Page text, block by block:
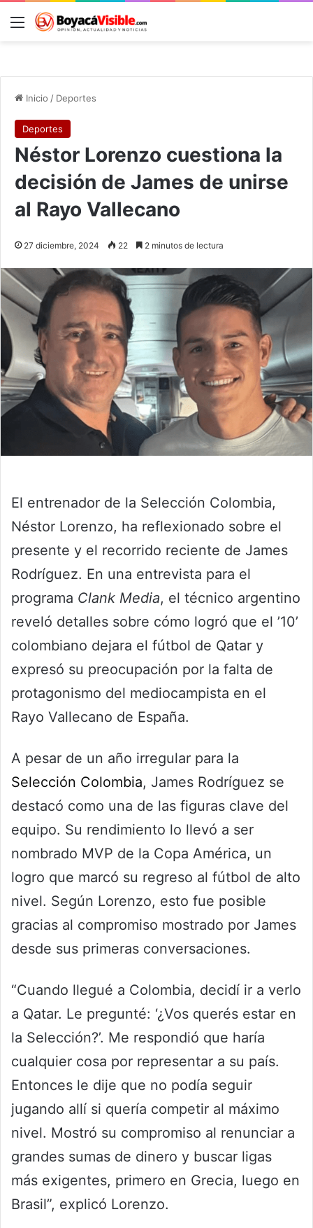
Menú
Inicio / Deportes
Deportes
Néstor Lorenzo cuestiona la
decisión de James de unirse
al Rayo Vallecano
27 diciembre, 2024 22 2 minutos de lectura
El entrenador de la Selección Colombia,
Néstor Lorenzo, ha reflexionado sobre el
presente y el recorrido reciente de James
Rodríguez. En una entrevista para el
programa Clank Media, el técnico argentino
reveló detalles sobre cómo logró que el ’10’
colombiano dejara el fútbol de Qatar y
expresó su preocupación por la falta de
protagonismo del mediocampista en el
Rayo Vallecano de España.
A pesar de un año irregular para la
Selección Colombia, James Rodríguez se
destacó como una de las figuras clave del
equipo. Su rendimiento lo llevó a ser
nombrado MVP de la Copa América, un
logro que marcó su regreso al fútbol de alto
nivel. Según Lorenzo, esto fue posible
gracias al compromiso mostrado por James
desde sus primeras conversaciones.
“Cuando llegué a Colombia, decidí ir a verlo
a Qatar. Le pregunté: ‘¿Vos querés estar en
la Selección?’. Me respondió que haría
cualquier cosa por representar a su país.
Entonces le dije que no podía seguir
jugando allí si quería competir al máximo
nivel. Mostró su compromiso al renunciar a
grandes sumas de dinero y buscar ligas
más exigentes, primero en Grecia, luego en
Brasil”, explicó Lorenzo.